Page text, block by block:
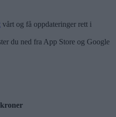
vårt og få oppdateringer rett i
du ned fra App Store og Google